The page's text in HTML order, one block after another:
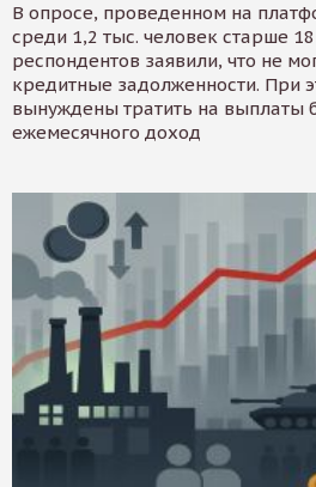
В опросе, проведенном на
среди 1,2 тыс. человек старше 18
респондентов заявили, что не
кредитные задолженности. При
вынуждены тратить на выплаты
ежемесячного доход